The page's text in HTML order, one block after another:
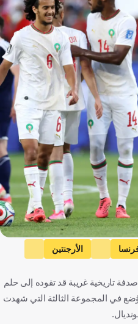
الأرجنتين
تاريخية غريبة قد تقوده إلى حلم
كأس العالم 2026، بعدما وُضع في المجموعة الثالثة التي شهدت